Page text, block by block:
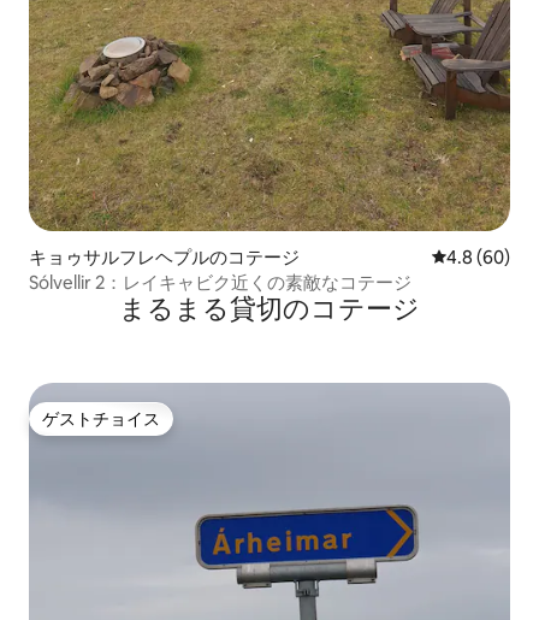
キョゥサルフレヘプルのコテージ レビュー60
4.8 (60)
Sólvellir 2：レイキャビク近くの素敵なコテージ
まるまる貸切のコテージ
ゲストチョイス
ゲストチョイス